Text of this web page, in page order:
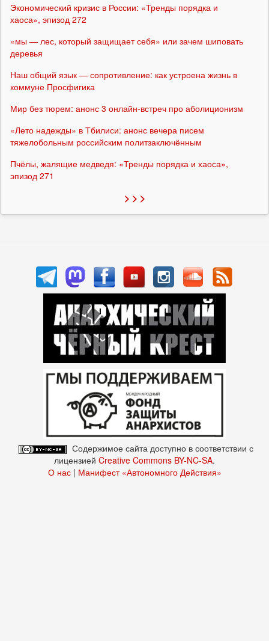
Экономический кризис в России: «Тренды порядка и
хаоса», эпизод 272
«мы — лес, который защищает себя» или зачем шиповать
деревья
Наш общий язык — сопротивление: как устроена жизнь в
коммуне Просфигика
Мир без тюрем: анонс 3 онлайн-встреч про аболиционизм
«Лето надежды» в Тбилиси: анонс вечера писем
тяжелобольным российским политзаключённым
Пчёлы, жалящие медведя: «Тренды порядка и хаоса»,
эпизод 271
> > >
Содержимое сайта доступно в соответствии с
лицензией Creative Commons BY-NC-SA.
О нас| Манифест «Автономного Действия»